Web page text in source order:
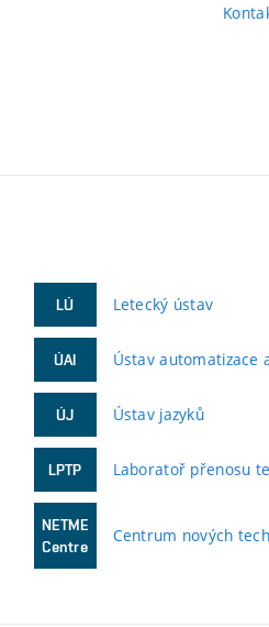
LÚ Letecký ústav
ÚAI Ústav automatizace
ÚJ Ústav jazyků
LPTP Laboratoř přenosu
NETME
Centre
Centrum nových